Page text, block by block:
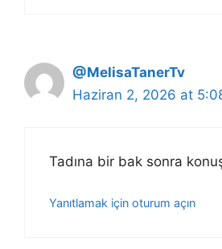
@MelisaTanerTv
Haziran 2, 2026 at
Tadına bir bak sonra
Yanıtlamak için oturum açın